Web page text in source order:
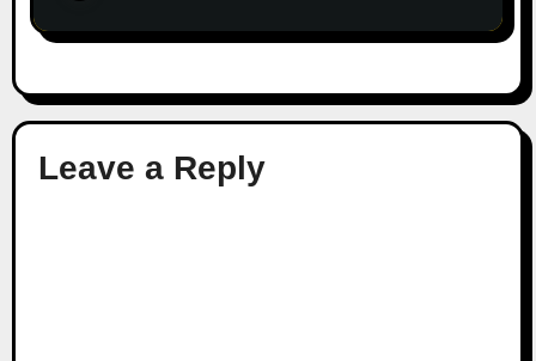
Leave a Reply